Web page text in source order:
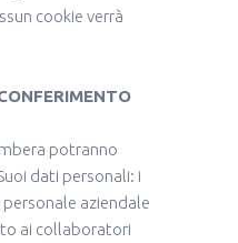
cookie verrà
potranno
dati personali: i
aziendale
ai collaboratori